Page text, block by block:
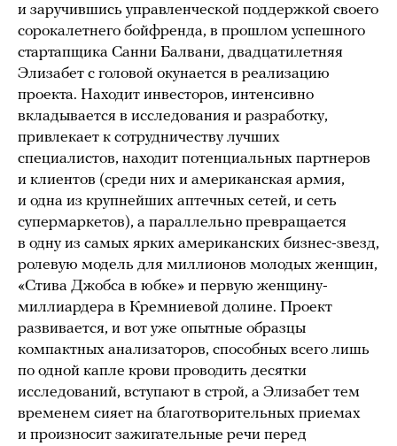
и заручившись управленческой поддержкой своего
сорокалетнего бойфренда, в прошлом успешного
стартапщика Санни Балвани, двадцатилетняя
Элизабет с головой окунается в реализацию
проекта. Находит инвесторов, интенсивно
вкладывается в исследования и разработку,
привлекает к сотрудничеству лучших
специалистов, находит потенциальных партнеров
и клиентов (среди них и американская армия,
и одна из крупнейших аптечных сетей, и сеть
супермаркетов), а параллельно превращается
в одну из самых ярких американских бизнес-звезд,
ролевую модель для миллионов молодых женщин,
«Стива Джобса в юбке» и первую женщину-
миллиардера в Кремниевой долине. Проект
развивается, и вот уже опытные образцы
компактных анализаторов, способных всего лишь
по одной капле крови проводить десятки
исследований, вступают в строй, а Элизабет тем
временем сияет на благотворительных приемах
и произносит зажигательные речи перед